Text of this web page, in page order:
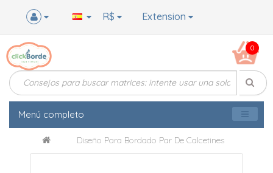
Extension
R$
0
Menú completo
Diseño Para Bordado Par De Calcetines